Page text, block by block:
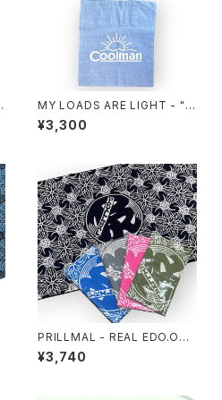
MY LOADS ARE LIGHT - "C
oolman" Eco Tote Bag
¥3,300
PRILLMAL - REAL EDO.OG 1
8th 手拭い
¥3,740